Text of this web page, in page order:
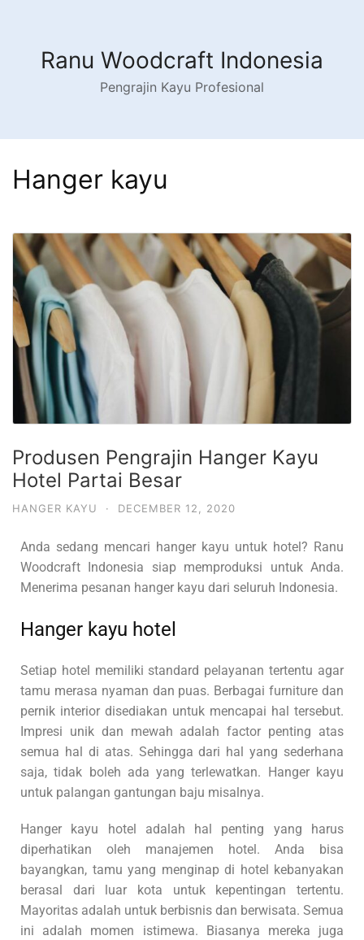
Ranu Woodcraft Indonesia
Pengrajin Kayu Profesional
Hanger kayu
Produsen Pengrajin Hanger Kayu
Hotel Partai Besar
HANGER KAYU · DECEMBER 12, 2020
Anda sedang mencari hanger kayu untuk hotel? Ranu
Woodcraft Indonesia siap memproduksi untuk Anda.
Menerima pesanan hanger kayu dari seluruh Indonesia.
Hanger kayu hotel
Setiap hotel memiliki standard pelayanan tertentu agar
tamu merasa nyaman dan puas. Berbagai furniture dan
pernik interior disediakan untuk mencapai hal tersebut.
Impresi unik dan mewah adalah factor penting atas
semua hal di atas. Sehingga dari hal yang sederhana
saja, tidak boleh ada yang terlewatkan. Hanger kayu
untuk palangan gantungan baju misalnya.
Hanger kayu hotel adalah hal penting yang harus
diperhatikan oleh manajemen hotel. Anda bisa
bayangkan, tamu yang menginap di hotel kebanyakan
berasal dari luar kota untuk kepentingan tertentu.
Mayoritas adalah untuk berbisnis dan berwisata. Semua
ini adalah momen istimewa. Biasanya mereka juga